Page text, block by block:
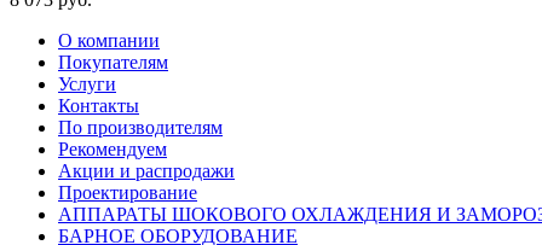
О компании
Покупателям
Услуги
Контакты
По производителям
Рекомендуем
Акции и распродажи
Проектирование
АППАРАТЫ ШОКОВОГО ОХЛАЖДЕНИЯ И
БАРНОЕ ОБОРУДОВАНИЕ